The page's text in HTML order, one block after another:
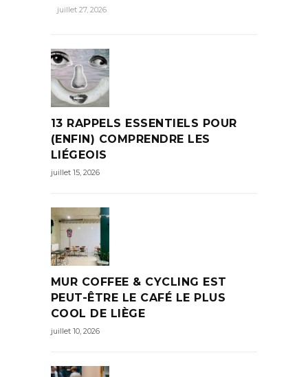
juillet 27, 2026
13 RAPPELS ESSENTIELS POUR
(ENFIN) COMPRENDRE LES
LIÉGEOIS
juillet 15, 2026
MUR COFFEE & CYCLING EST
PEUT-ÊTRE LE CAFÉ LE PLUS
COOL DE LIÈGE
juillet 10, 2026